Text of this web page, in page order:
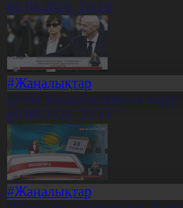
06.08.2026, 20:19
#Жаңалықтар
Әлем жаңалықтарына шолу
06.08.2026, 20:14
#Жаңалықтар